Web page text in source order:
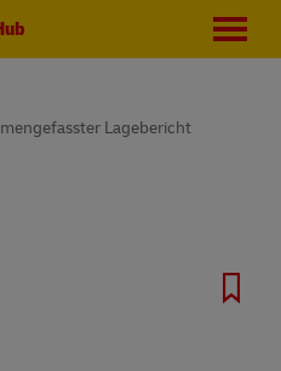
Lagebericht